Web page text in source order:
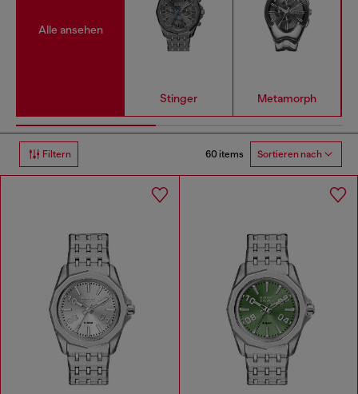
Alle ansehen
Stinger Metamorph
Filtern 60 items Sortieren nach